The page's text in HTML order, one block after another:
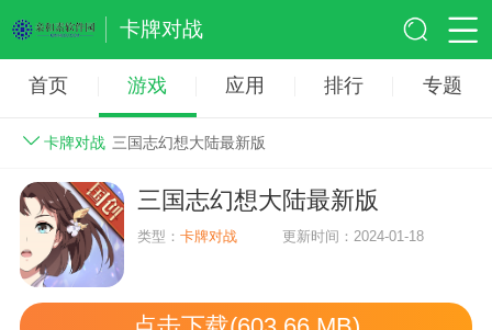
卡牌对战
首页 游戏 应用 排行 专题
卡牌对战 三国志幻想大陆最新版
三国志幻想大陆最新版
类型：卡牌对战 更新时间：2024-01-18